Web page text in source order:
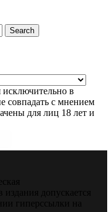
Search
в
совпадать с мнением
для лиц 18 лет и
допускается
гиперссылки на